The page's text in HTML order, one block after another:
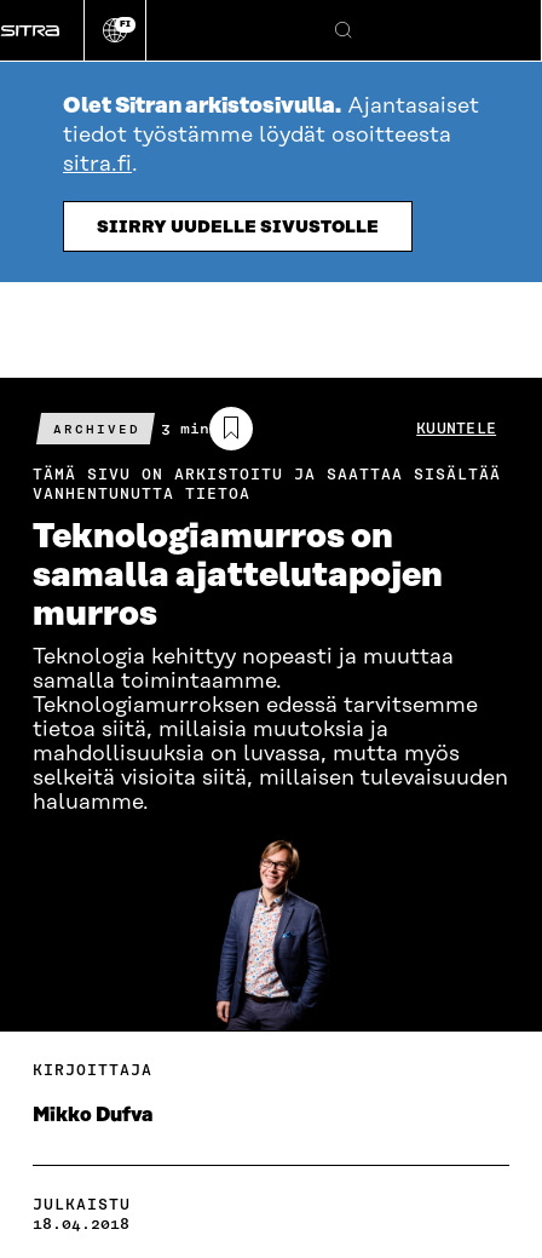
suoraan
sisältöön
Vaihda
kieli
FI
Hae
Olet Sitran arkistosivulla. Ajantasaiset
tiedot työstämme löydät osoitteesta
sitra.fi.
SIIRRY UUDELLE SIVUSTOLLE
ARCHIVED
Arvioitu
lukuaika
3 min KUUNTELE
TÄMÄ SIVU ON ARKISTOITU JA SAATTAA SISÄLTÄÄ
VANHENTUNUTTA TIETOA
Teknologiamurros on
samalla ajattelutapojen
murros
Teknologia kehittyy nopeasti ja muuttaa
samalla toimintaamme.
Teknologiamurroksen edessä tarvitsemme
tietoa siitä, millaisia muutoksia ja
mahdollisuuksia on luvassa, mutta myös
selkeitä visioita siitä, millaisen tulevaisuuden
haluamme.
KIRJOITTAJA
Mikko Dufva
JULKAISTU
18.04.2018